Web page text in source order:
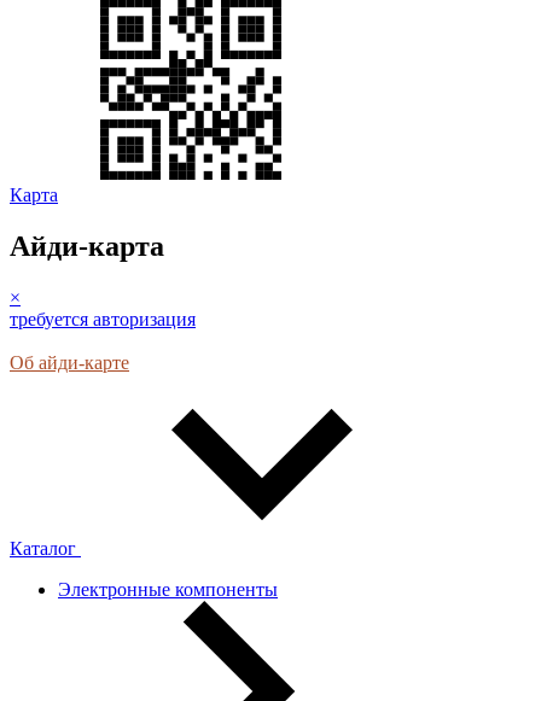
Карта
Айди-карта
×
требуется авторизация
Об айди-карте
Каталог
Электронные компоненты